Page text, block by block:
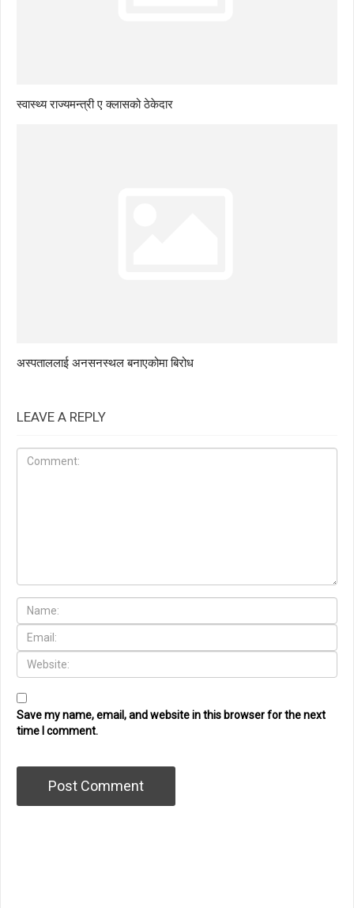
स्वास्थ्य राज्यमन्त्री ए क्लासको ठेकेदार
अस्पताललाई अनसनस्थल बनाएकोमा बिरोध
LEAVE A REPLY
Save my name, email, and website in this browser for the next
time I comment.